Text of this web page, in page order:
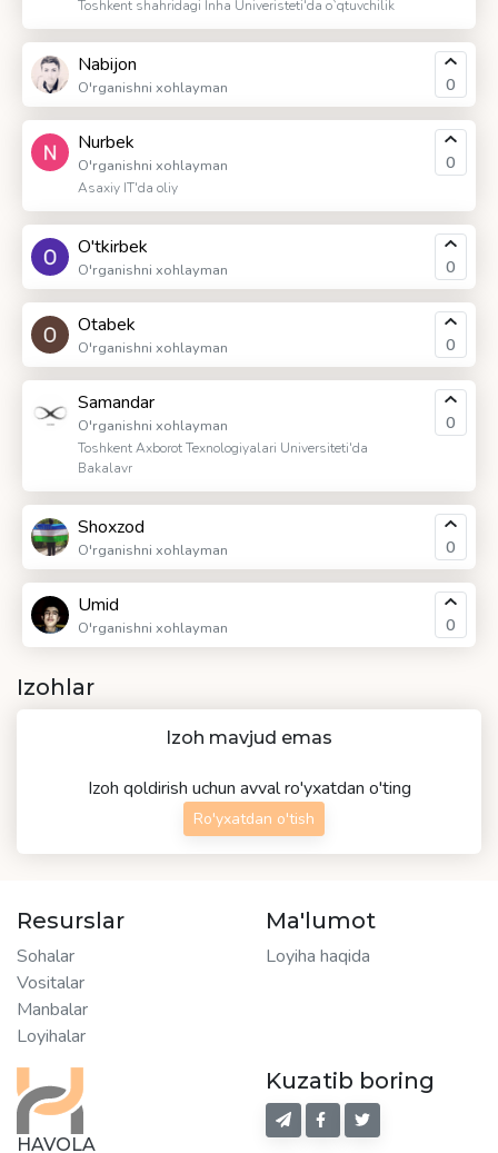
Toshkent shahridagi Inha Univeristeti'da o`qtuvchilik
Nabijon
O'rganishni xohlayman 0
Nurbek
O'rganishni xohlayman
Asaxiy IT'da oliy
0
O'tkirbek
O'rganishni xohlayman 0
Otabek
O'rganishni xohlayman 0
Samandar
O'rganishni xohlayman
Toshkent Axborot Texnologiyalari Universiteti'da
Bakalavr
0
Shoxzod
O'rganishni xohlayman 0
Umid
O'rganishni xohlayman 0
Izohlar
Izoh mavjud emas
Izoh qoldirish uchun avval ro'yxatdan o'ting
Ro'yxatdan o'tish
HAVOLA
Resurslar
Sohalar
Vositalar
Manbalar
Loyihalar
Ma'lumot
Loyiha haqida
Kuzatib boring